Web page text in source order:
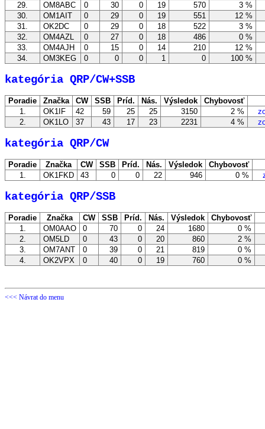
29.
OM8ABC 0 30 0 19 570 3 %
30.
OM1AIT 0 29 0 19 551 12 %
31.
OK2DC 0 29 0 18 522 3 %
32.
OM4AZL 0 27 0 18 486 0 %
33.
OM4AJH 0 15 0 14 210 12 %
34.
OM3KEG 0 0 0 1 0 100 %
kategória QRP/CW+SSB
Poradie Značka CW SSB Príd. Nás. Výsledok
Chybovosť
1.
OK1IF 42 59 25 25 3150 2 %
2.
OK1LO 37 43 17 23 2231 4 %
kategória QRP/CW
Poradie Značka CW SSB Príd. Nás. Výsledok
Chybovosť
1.
OK1FKD 43 0 0 22 946 0 %
kategória QRP/SSB
Poradie Značka CW SSB Príd. Nás. Výsledok
Chybovosť
1.
OM0AAO 0 70 0 24 1680 0 %
2.
OM5LD 0 43 0 20 860 2 %
3.
OM7ANT 0 39 0 21 819 0 %
4.
OK2VPX 0 40 0 19 760 0 %
<<< Návrat do menu